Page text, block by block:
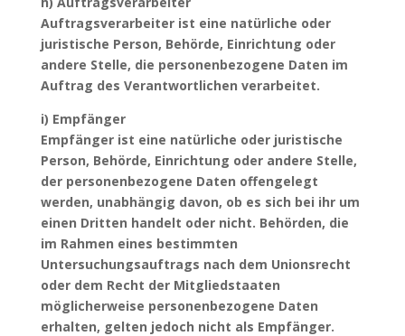
Auftragsverarbeiter ist eine natürliche oder
juristische Person, Behörde, Einrichtung oder
andere Stelle, die personenbezogene Daten im
Auftrag des Verantwortlichen verarbeitet.
i) Empfänger
Empfänger ist eine natürliche oder juristische
Person, Behörde, Einrichtung oder andere Stelle,
der personenbezogene Daten offengelegt
werden, unabhängig davon, ob es sich bei ihr um
einen Dritten handelt oder nicht. Behörden, die
im Rahmen eines bestimmten
Untersuchungsauftrags nach dem Unionsrecht
oder dem Recht der Mitgliedstaaten
möglicherweise personenbezogene Daten
erhalten, gelten jedoch nicht als Empfänger.